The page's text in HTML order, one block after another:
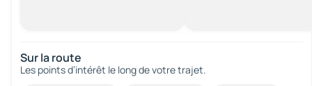
Sur la route
Les points d’intérêt le long de votre trajet.